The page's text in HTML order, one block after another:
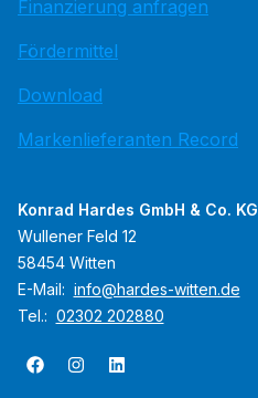
Finanzierung anfragen
Fördermittel
Download
Markenlieferanten Record
Konrad Hardes GmbH & Co. KG
Wullener Feld 12
58454 Witten
E-Mail: info@hardes-witten.de
Tel.: 02302 202880